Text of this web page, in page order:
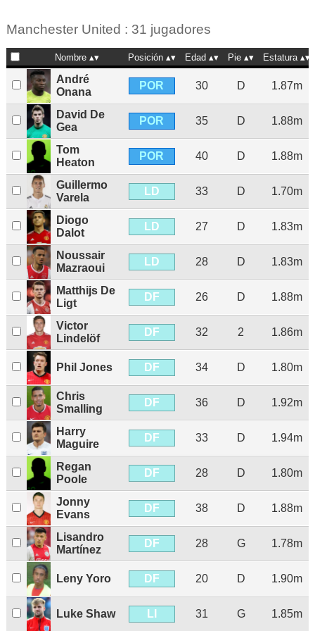
Manchester United : 31 jugadores
Nombre Posición Edad Pie Estatura
André
Onana
POR 30 D 1.87m
David De
Gea
POR 35 D 1.88m
Tom
Heaton
POR 40 D 1.88m
Guillermo
Varela
LD 33 D 1.70m
Diogo
Dalot
LD 27 D 1.83m
Noussair
Mazraoui
LD 28 D 1.83m
Matthijs De
Ligt
DF 26 D 1.88m
Victor
Lindelöf
DF 32 2 1.86m
Phil Jones DF 34 D 1.80m
Chris
Smalling
DF 36 D 1.92m
Harry
Maguire
DF 33 D 1.94m
Regan
Poole
DF 28 D 1.80m
Jonny
Evans
DF 38 D 1.88m
Lisandro
Martínez
DF 28 G 1.78m
Leny Yoro DF 20 D 1.90m
Luke Shaw LI 31 G 1.85m